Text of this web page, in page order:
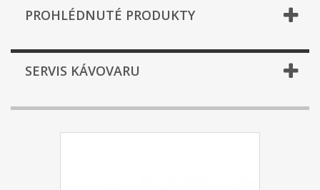
PROHLÉDNUTÉ PRODUKTY
SERVIS KÁVOVARU